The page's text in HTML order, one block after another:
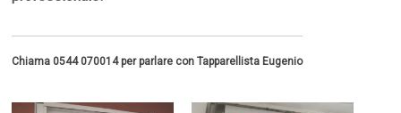
Chiama 0544 070014 per parlare con Tapparellista Eugenio